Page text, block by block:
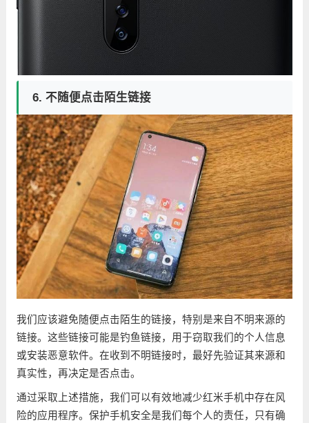
6. 不随便点击陌生链接
我们应该避免随便点击陌生的链接，特别是来自不明来源的
链接。这些链接可能是钓鱼链接，用于窃取我们的个人信息
或安装恶意软件。在收到不明链接时，最好先验证其来源和
真实性，再决定是否点击。
通过采取上述措施，我们可以有效地减少红米手机中存在风
险的应用程序。保护手机安全是我们每个人的责任，只有确